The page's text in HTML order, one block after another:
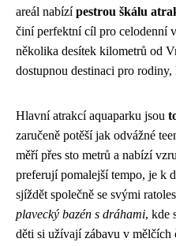
areál nabízípestrou škálu
činí perfektní cíl pro celodenní
několika desítek kilometrů od
dostupnou destinaci pro
Hlavní atrakcí aquaparku jsou
zaručeně potěší jak odvážné
měří přes sto metrů a nabízí
preferují pomalejší tempo, je k
sjíždět společně se svými
plavecký bazén s dráhami, kde
děti si užívají zábavu v mělčích